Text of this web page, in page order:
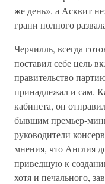
же день», а Асквит
грани полного
Черчилль, всегда
поставил себе цель
правительство
принадлежал и сам.
кабинета, он
бывшим премьер-
руководители
мнения, что Англия
приведшую к
хотя и печального,